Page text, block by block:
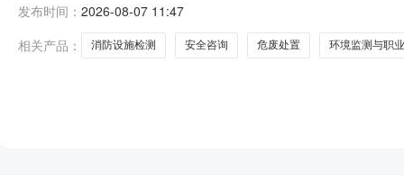
准，项目资金来源为企业自筹，招标人为洛阳黄金叶实
容与范围：详
发布时间： 2026-08-07 11:47
相关产品：
消防设施检测 安全咨询 危废处置 环境监测与职